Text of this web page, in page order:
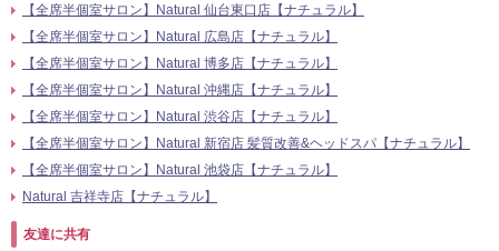
【全席半個室サロン】Natural 仙台東口店【ナチュラル】
【全席半個室サロン】Natural 広島店【ナチュラル】
【全席半個室サロン】Natural 博多店【ナチュラル】
【全席半個室サロン】Natural 沖縄店【ナチュラル】
【全席半個室サロン】Natural 渋谷店【ナチュラル】
【全席半個室サロン】Natural 新宿店 髪質改善&ヘッドスパ【ナチュラル】
【全席半個室サロン】Natural 池袋店【ナチュラル】
Natural 吉祥寺店【ナチュラル】
友達に共有